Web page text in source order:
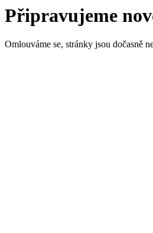
Připravujeme
Omlouváme se, stránky jsou dočasně